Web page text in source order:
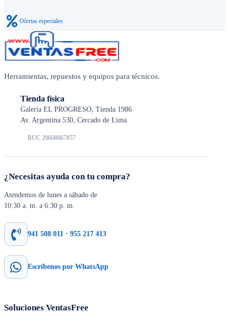
Ofertas especiales
Herramientas, repuestos y equipos para técnicos.
Tienda física
Galería EL PROGRESO, Tienda 1986
Av. Argentina 530, Cercado de Lima
RUC 20608867857
¿Necesitas ayuda con tu compra?
Atendemos de lunes a sábado de
10:30 a. m. a 6:30 p. m.
941 508 011 · 955 217 413
Escríbenos por WhatsApp
Soluciones VentasFree